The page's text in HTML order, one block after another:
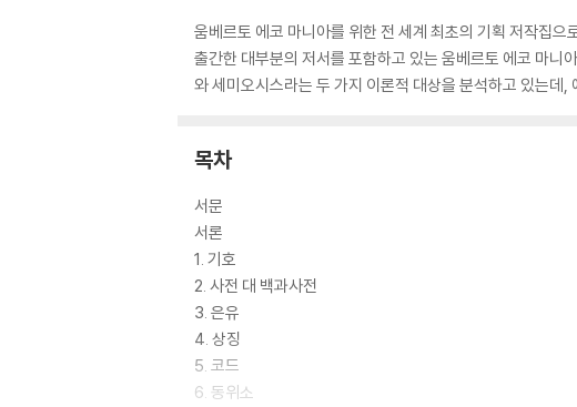
움베르토 에코 마니아를 위한 전 세계 최초의 기획 저작집
출간한 대부분의 저서를 포함하고 있는 움베르토 에코 마니
와 세미오시스라는 두 가지 이론적 대상을 분석하고 있는데
목차
서문
서론
1. 기호
2. 사전 대 백과사전
3. 은유
4. 상징
5. 코드
6. 동위소